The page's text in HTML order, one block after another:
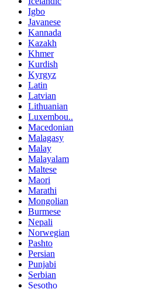
Igbo
Javanese
Kannada
Kazakh
Khmer
Kurdish
Kyrgyz
Latin
Latvian
Lithuanian
Luxembou..
Macedonian
Malagasy
Malay
Malayalam
Maltese
Maori
Marathi
Mongolian
Burmese
Nepali
Norwegian
Pashto
Persian
Punjabi
Serbian
Sesotho